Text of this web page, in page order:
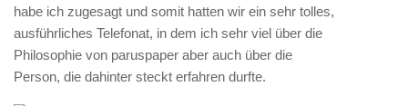
habe ich zugesagt und somit hatten wir ein sehr tolles,
ausführliches Telefonat, in dem ich sehr viel über die
Philosophie von paruspaper aber auch über die
Person, die dahinter steckt erfahren durfte.